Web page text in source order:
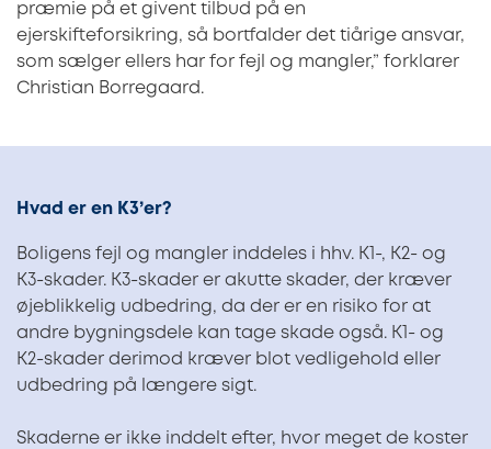
præmie på et givent tilbud på en
ejerskifteforsikring, så bortfalder det tiårige ansvar,
som sælger ellers har for fejl og mangler,” forklarer
Christian Borregaard.
Hvad er en K3’er?
Boligens fejl og mangler inddeles i hhv. K1-, K2- og
K3-skader. K3-skader er akutte skader, der kræver
øjeblikkelig udbedring, da der er en risiko for at
andre bygningsdele kan tage skade også. K1- og
K2-skader derimod kræver blot vedligehold eller
udbedring på længere sigt.
Skaderne er ikke inddelt efter, hvor meget de koster